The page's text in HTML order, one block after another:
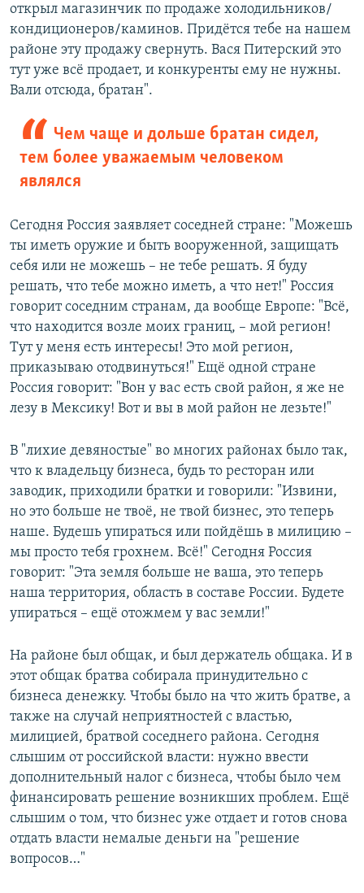
открыл магазинчик по продаже холодильников/
кондиционеров/каминов. Придётся тебе на нашем
районе эту продажу свернуть. Вася Питерский это
тут уже всё продает, и конкуренты ему не нужны.
Вали отсюда, братан".
Чем чаще и дольше братан сидел,
тем более уважаемым человеком
являлся
Сегодня Россия заявляет соседней стране: "Можешь
ты иметь оружие и быть вооруженной, защищать
себя или не можешь – не тебе решать. Я буду
решать, что тебе можно иметь, а что нет!" Россия
говорит соседним странам, да вообще Европе: "Всё,
что находится возле моих границ, – мой регион!
Тут у меня есть интересы! Это мой регион,
приказываю отодвинуться!" Ещё одной стране
Россия говорит: "Вон у вас есть свой район, я же не
лезу в Мексику! Вот и вы в мой район не лезьте!"
В "лихие девяностые" во многих районах было так,
что к владельцу бизнеса, будь то ресторан или
заводик, приходили братки и говорили: "Извини,
но это больше не твоё, не твой бизнес, это теперь
наше. Будешь упираться или пойдёшь в милицию –
мы просто тебя грохнем. Всё!" Сегодня Россия
говорит: "Эта земля больше не ваша, это теперь
наша территория, область в составе России. Будете
упираться – ещё отожмем у вас земли!"
На районе был общак, и был держатель общака. И в
этот общак братва собирала принудительно с
бизнеса денежку. Чтобы было на что жить братве, а
также на случай неприятностей с властью,
милицией, братвой соседнего района. Сегодня
слышим от российской власти: нужно ввести
дополнительный налог с бизнеса, чтобы было чем
финансировать решение возникших проблем. Ещё
слышим о том, что бизнес уже отдает и готов снова
отдать власти немалые деньги на "решение
вопросов…"